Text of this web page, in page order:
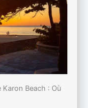
Beach : Où